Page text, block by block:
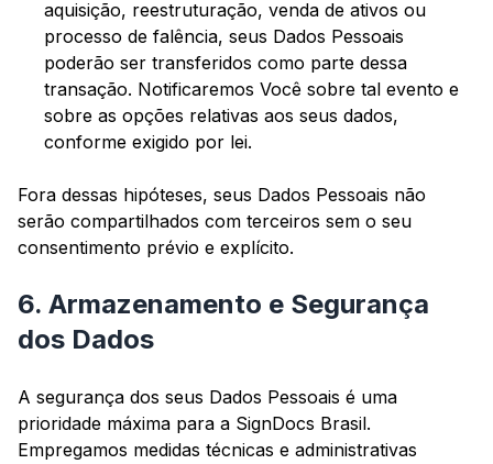
aquisição, reestruturação, venda de ativos ou
processo de falência, seus Dados Pessoais
poderão ser transferidos como parte dessa
transação. Notificaremos Você sobre tal evento e
sobre as opções relativas aos seus dados,
conforme exigido por lei.
Fora dessas hipóteses, seus Dados Pessoais não
serão compartilhados com terceiros sem o seu
consentimento prévio e explícito.
6. Armazenamento e Segurança
dos Dados
A segurança dos seus Dados Pessoais é uma
prioridade máxima para a SignDocs Brasil.
Empregamos medidas técnicas e administrativas